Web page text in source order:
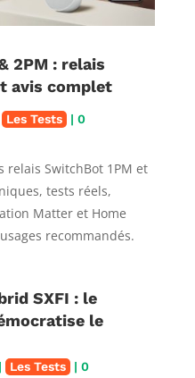
2PM : relais
avis complet
Les Tests | 0
SwitchBot 1PM et
tests réels,
Matter et Home
recommandés.
SXFI : le
le
Les Tests | 0